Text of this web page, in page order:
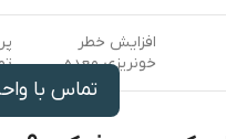
افزایش خطر
خونریزی معده
تماس با